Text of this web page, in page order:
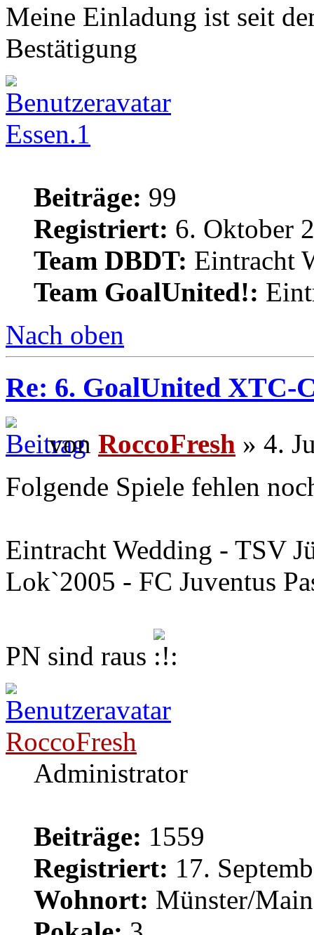
Meine Einladung ist seit
Bestätigung
Essen.1
Beiträge: 99
Registriert: 6. Oktober
Team DBDT: Eintracht
Team GoalUnited!:
Nach oben
Re: 6. GoalUnited XTC-
von RoccoFresh » 4.
Folgende Spiele fehlen
Eintracht Wedding - TSV
Lok`2005 - FC Juventus
PN sind raus
RoccoFresh
Administrator
Beiträge: 1559
Registriert: 17.
Wohnort: Münster/